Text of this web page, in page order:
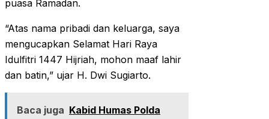
puasa Ramadan.
“Atas nama pribadi dan keluarga, saya
mengucapkan Selamat Hari Raya
Idulfitri 1447 Hijriah, mohon maaf lahir
dan batin,” ujar H. Dwi Sugiarto.
Baca juga Kabid Humas Polda